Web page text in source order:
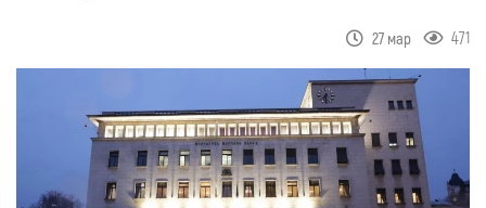
27 мар 471